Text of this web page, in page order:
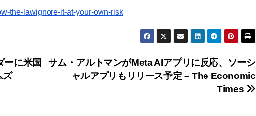
the-lawignore-it-at-your-own-risk
サム・アルトマンがMeta AIアプリに反応、ソーシ
ャルアプリもリリース予定 – The Economic
Times
ーに米国
ズ